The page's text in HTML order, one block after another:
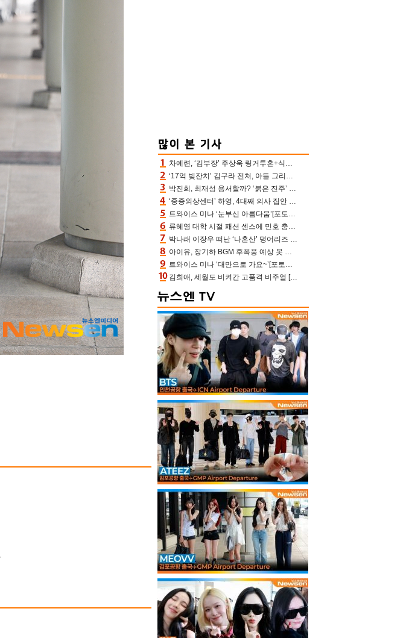
차예련, ‘김부장’ 주상욱 링거투혼+식스팩 비화 “옷 벗는데 아저씨는 안 된다고”(차장금)
‘17억 빚잔치’ 김구라 전처, 아들 그리는 “나 뿐인데” 친엄마 챙기는 효심 눈길
박진희, 최재성 용서할까? ‘붉은 진주’ 오늘(7일) 결말 나온다
‘중증외상센터’ 하영, 4대째 의사 집안 인증 “증조부, 고종 황제 진료”(옥문아)[어제TV]
트와이스 미나 ‘눈부신 아름다움’[포토엔HD]
류혜영 대학 시절 패션 센스에 민호 충격 “레몬색 레깅스에 다리 없는 줄”(나혼산)
박나래 이장우 떠난 ‘나혼산’ 덩어리즈 왔다, 1인 1케이크에 팜유 전현무 충격[어제TV]
아이유, 장기하 BGM 후폭풍 예상 못 했나‥삭제 오보→윤가이까지 엮여 시끌
트와이스 미나 ‘대만으로 가요~’[포토엔HD]
김희애, 세월도 비켜간 고품격 비주얼 [포토엔HD]